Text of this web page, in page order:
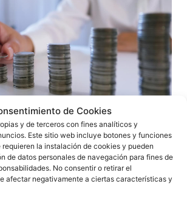
de Cookies
y de terceros con fines analíticos y
Este sitio web incluye botones y funciones
requieren la instalación de cookies y pueden
de datos personales de navegación para fines de
No consentir o retirar el
afectar negativamente a ciertas características y
pueden ser exoneradas
de la segunda oportunidad
de septiembre, de reforma del texto
Concursal, aprobado por el Real
1/2020, de 5 de